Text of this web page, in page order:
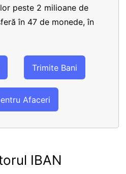
peste 2 milioane de
în 47 de monede, în
Trimite Bani
Afaceri
IBAN